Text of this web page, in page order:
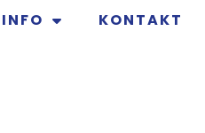
INFO KONTAKT